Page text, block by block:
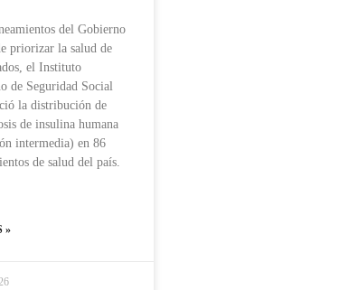
del Gobierno
priorizar la salud de
el Instituto
de Seguridad Social
la distribución de
de insulina humana
intermedia) en 86
de salud del país.
»